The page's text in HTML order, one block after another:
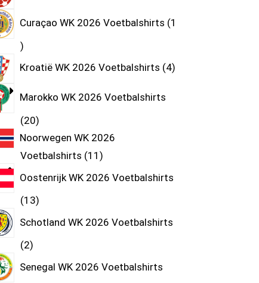
Curaçao WK 2026 Voetbalshirts 1
Kroatië WK 2026 Voetbalshirts 4
Marokko WK 2026 Voetbalshirts
20
Noorwegen WK 2026
Voetbalshirts 11
Oostenrijk WK 2026 Voetbalshirts
13
Schotland WK 2026 Voetbalshirts
2
Senegal WK 2026 Voetbalshirts